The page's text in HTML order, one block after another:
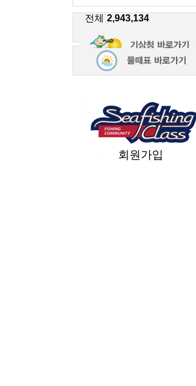
전체 2,943,134
회원가입